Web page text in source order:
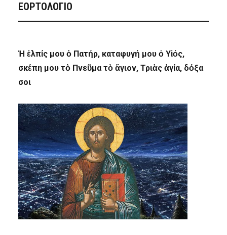
ΕΟΡΤΟΛΟΓΙΟ
Ἡ ἐλπίς μου ὁ Πατήρ, καταφυγή μου ὁ Υἱός,
σκέπη μου τὸ Πνεῦμα τὸ ἅγιον, Τριὰς ἁγία, δόξα
σοι